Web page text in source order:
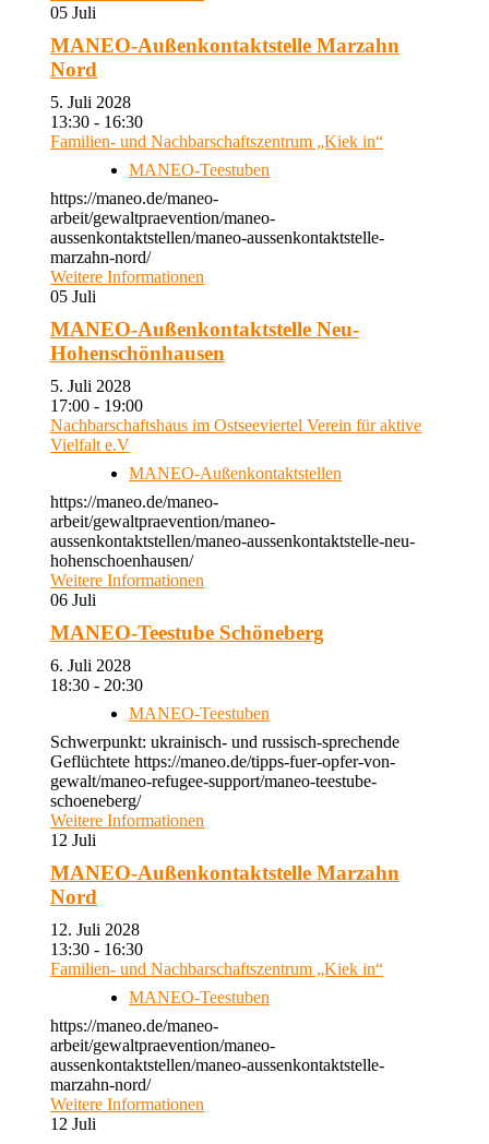
05 Juli
MANEO-Außenkontaktstelle Marzahn
Nord
5. Juli 2028
13:30 - 16:30
Familien- und Nachbarschaftszentrum „Kiek in“
MANEO-Teestuben
https://maneo.de/maneo-
arbeit/gewaltpraevention/maneo-
aussenkontaktstellen/maneo-aussenkontaktstelle-
marzahn-nord/
Weitere Informationen
05 Juli
MANEO-Außenkontaktstelle Neu-
Hohenschönhausen
5. Juli 2028
17:00 - 19:00
Nachbarschaftshaus im Ostseeviertel Verein für aktive
Vielfalt e.V
MANEO-Außenkontaktstellen
https://maneo.de/maneo-
arbeit/gewaltpraevention/maneo-
aussenkontaktstellen/maneo-aussenkontaktstelle-neu-
hohenschoenhausen/
Weitere Informationen
06 Juli
MANEO-Teestube Schöneberg
6. Juli 2028
18:30 - 20:30
MANEO-Teestuben
Schwerpunkt: ukrainisch- und russisch-sprechende
Geflüchtete https://maneo.de/tipps-fuer-opfer-von-
gewalt/maneo-refugee-support/maneo-teestube-
schoeneberg/
Weitere Informationen
12 Juli
MANEO-Außenkontaktstelle Marzahn
Nord
12. Juli 2028
13:30 - 16:30
Familien- und Nachbarschaftszentrum „Kiek in“
MANEO-Teestuben
https://maneo.de/maneo-
arbeit/gewaltpraevention/maneo-
aussenkontaktstellen/maneo-aussenkontaktstelle-
marzahn-nord/
Weitere Informationen
12 Juli